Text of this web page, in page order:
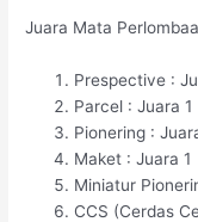
Juara Mata
Prespective :
Parcel : Juara 1
Pionering :
Maket : Juara 1
Miniatur
CCS (Cerdas